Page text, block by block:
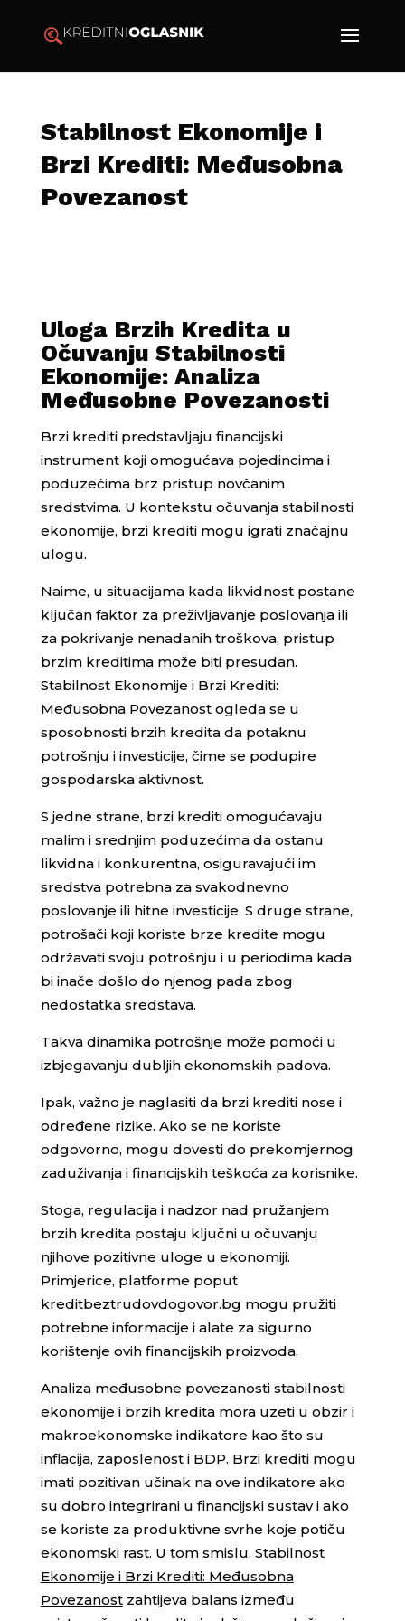
Stabilnost Ekonomije i
Brzi Krediti: Međusobna
Povezanost
Uloga Brzih Kredita u
Očuvanju Stabilnosti
Ekonomije: Analiza
Međusobne Povezanosti
Brzi krediti predstavljaju financijski
instrument koji omogućava pojedincima i
poduzećima brz pristup novčanim
sredstvima. U kontekstu očuvanja stabilnosti
ekonomije, brzi krediti mogu igrati značajnu
ulogu.
Naime, u situacijama kada likvidnost postane
ključan faktor za preživljavanje poslovanja ili
za pokrivanje nenadanih troškova, pristup
brzim kreditima može biti presudan.
Stabilnost Ekonomije i Brzi Krediti:
Međusobna Povezanost ogleda se u
sposobnosti brzih kredita da potaknu
potrošnju i investicije, čime se podupire
gospodarska aktivnost.
S jedne strane, brzi krediti omogućavaju
malim i srednjim poduzećima da ostanu
likvidna i konkurentna, osiguravajući im
sredstva potrebna za svakodnevno
poslovanje ili hitne investicije. S druge strane,
potrošači koji koriste brze kredite mogu
održavati svoju potrošnju i u periodima kada
bi inače došlo do njenog pada zbog
nedostatka sredstava.
Takva dinamika potrošnje može pomoći u
izbjegavanju dubljih ekonomskih padova.
Ipak, važno je naglasiti da brzi krediti nose i
određene rizike. Ako se ne koriste
odgovorno, mogu dovesti do prekomjernog
zaduživanja i financijskih teškoća za korisnike.
Stoga, regulacija i nadzor nad pružanjem
brzih kredita postaju ključni u očuvanju
njihove pozitivne uloge u ekonomiji.
Primjerice, platforme poput
kreditbeztrudovdogovor.bg mogu pružiti
potrebne informacije i alate za sigurno
korištenje ovih financijskih proizvoda.
Analiza međusobne povezanosti stabilnosti
ekonomije i brzih kredita mora uzeti u obzir i
makroekonomske indikatore kao što su
inflacija, zaposlenost i BDP. Brzi krediti mogu
imati pozitivan učinak na ove indikatore ako
su dobro integrirani u financijski sustav i ako
se koriste za produktivne svrhe koje potiču
ekonomski rast. U tom smislu, Stabilnost
Ekonomije i Brzi Krediti: Međusobna
Povezanostzahtijeva balans između